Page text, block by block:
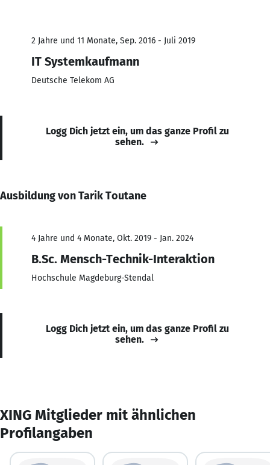
2 Jahre und 11 Monate, Sep. 2016 - Juli 2019
IT Systemkaufmann
Deutsche Telekom AG
Logg Dich jetzt ein, um das ganze Profil zu
sehen.
Ausbildung von Tarik Toutane
4 Jahre und 4 Monate, Okt. 2019 - Jan. 2024
B.Sc. Mensch-Technik-Interaktion
Hochschule Magdeburg-Stendal
Logg Dich jetzt ein, um das ganze Profil zu
sehen.
XING Mitglieder mit ähnlichen
Profilangaben